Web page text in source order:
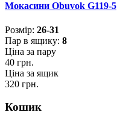
Мокасини Obuvok G119-5
Розмiр: 26-31
Пар в ящику: 8
Ціна за пару
40 грн.
Ціна за ящик
320 грн.
Кошик